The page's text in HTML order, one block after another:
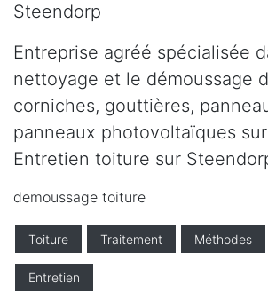
Steendorp
Entreprise agréé spécialisée
nettoyage et le démoussage
corniches, gouttières,
panneaux photovoltaïques
Entretien toiture sur
demoussage toiture
Toiture Traitement Méthodes
Entretien